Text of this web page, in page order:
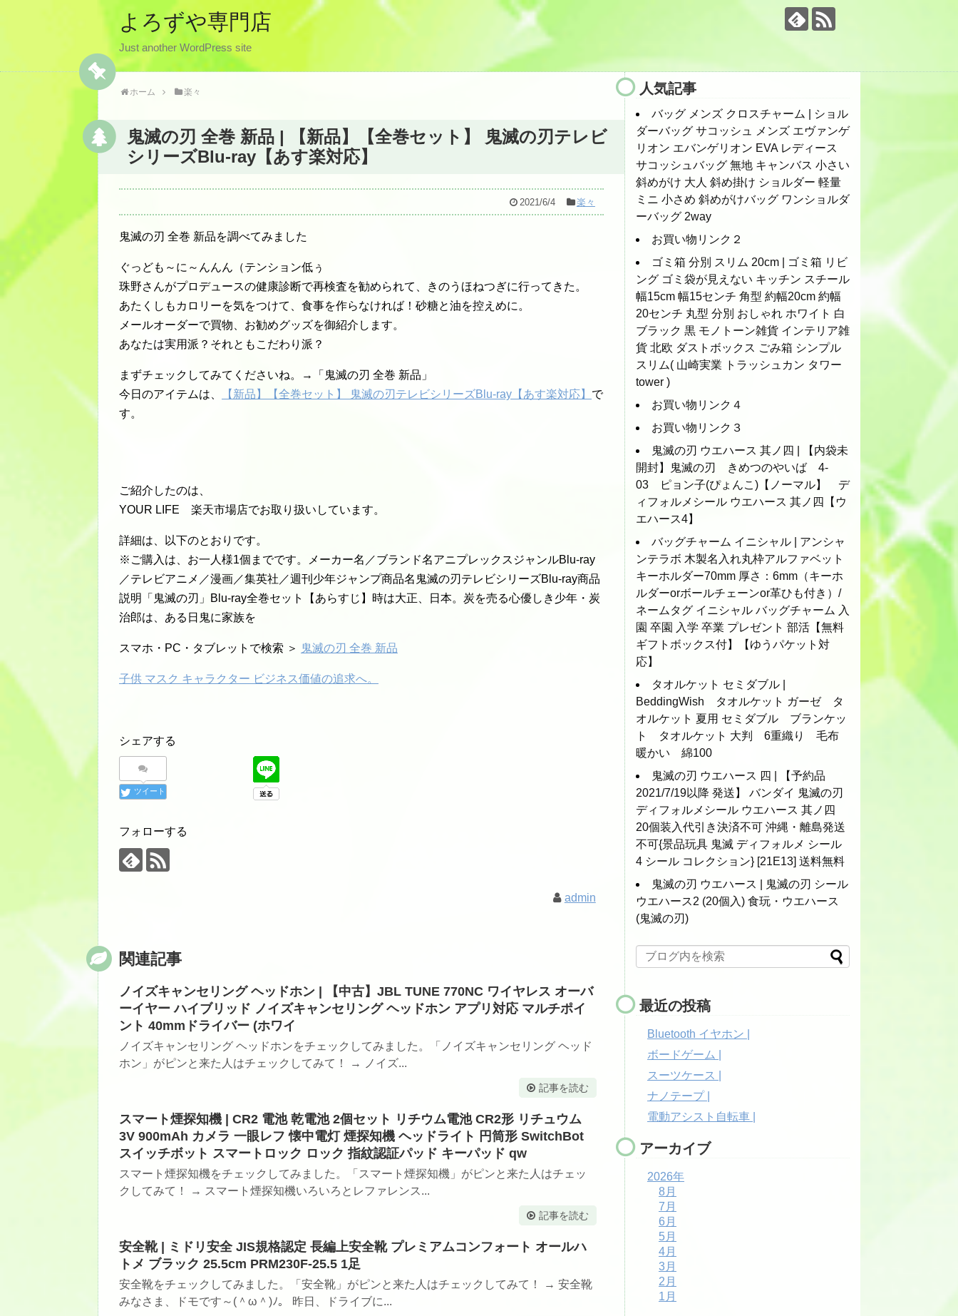
よろずや専門店
Just another WordPress site
ホーム 楽々
鬼滅の刃 全巻 新品 | 【新品】【全巻セット】 鬼滅の刃テレビ
シリーズBlu-ray【あす楽対応】
2021/6/4 楽々
鬼滅の刃 全巻 新品を調べてみました
ぐっども～に～んんん（テンション低ぅ
珠野さんがプロデュースの健康診断で再検査を勧められて、きのうほねつぎに行ってきた。
あたくしもカロリーを気をつけて、食事を作らなければ！砂糖と油を控えめに。
メールオーダーで買物、お勧めグッズを御紹介します。
あなたは実用派？それともこだわり派？
まずチェックしてみてくださいね。→「鬼滅の刃 全巻 新品」
今日のアイテムは、
【新品】【全巻セット】 鬼滅の刃テレビシリーズBlu-ray【あす楽対応】 で
す。
ご紹介したのは、
YOUR LIFE 楽天市場店でお取り扱いしています。
詳細は、以下のとおりです。
※ご購入は、お一人様1個までです。メーカー名／ブランド名アニプレックスジャンルBlu-ray
／テレビアニメ／漫画／集英社／週刊少年ジャンプ商品名鬼滅の刃テレビシリーズBlu-ray商品
説明「鬼滅の刃」Blu-ray全巻セット【あらすじ】時は大正、日本。炭を売る心優しき少年・炭
治郎は、ある日鬼に家族を
スマホ・PC・タブレットで検索 ＞ 鬼滅の刃 全巻 新品
子供 マスク キャラクター ビジネス価値の追求へ。
シェアする
ツイート
フォローする
admin
関連記事
ノイズキャンセリング ヘッドホン | 【中古】JBL TUNE 770NC ワイヤレス オーバ
ーイヤー ハイブリッド ノイズキャンセリング ヘッドホン アプリ対応 マルチポイ
ント 40mmドライバー (ホワイ
ノイズキャンセリング ヘッドホンをチェックしてみました。「ノイズキャンセリング ヘッド
ホン」がピンと来た人はチェックしてみて！ → ノイズ...
記事を読む
スマート煙探知機 | CR2 電池 乾電池 2個セット リチウム電池 CR2形 リチュウム
3V 900mAh カメラ 一眼レフ 懐中電灯 煙探知機 ヘッドライト 円筒形 SwitchBot
スイッチボット スマートロック ロック 指紋認証パッド キーパッド qw
スマート煙探知機をチェックしてみました。「スマート煙探知機」がピンと来た人はチェッ
クしてみて！ → スマート煙探知機いろいろとレファレンス...
記事を読む
安全靴 | ミドリ安全 JIS規格認定 長編上安全靴 プレミアムコンフォート オールハ
トメ ブラック 25.5cm PRM230F-25.5 1足
安全靴をチェックしてみました。「安全靴」がピンと来た人はチェックしてみて！ → 安全靴
みなさま、ドモです～(＾ω＾)ﾉ。 昨日、ドライブに...
人気記事
バッグ メンズ クロスチャーム | ショル
ダーバッグ サコッシュ メンズ エヴァンゲ
リオン エバンゲリオン EVA レディース
サコッシュバッグ 無地 キャンバス 小さい
斜めがけ 大人 斜め掛け ショルダー 軽量
ミニ 小さめ 斜めがけバッグ ワンショルダ
ーバッグ 2way
お買い物リンク２
ゴミ箱 分別 スリム 20cm | ゴミ箱 リビ
ング ゴミ袋が見えない キッチン スチール
幅15cm 幅15センチ 角型 約幅20cm 約幅
20センチ 丸型 分別 おしゃれ ホワイト 白
ブラック 黒 モノトーン雑貨 インテリア雑
貨 北欧 ダストボックス ごみ箱 シンプル
スリム( 山崎実業 トラッシュカン タワー
tower )
お買い物リンク４
お買い物リンク３
鬼滅の刃 ウエハース 其ノ四 | 【内袋未
開封】鬼滅の刃 きめつのやいば 4-
03 ピョン子(ぴょんこ)【ノーマル】 デ
ィフォルメシール ウエハース 其ノ四【ウ
エハース4】
バッグチャーム イニシャル | アンシャ
ンテラボ 木製名入れ丸枠アルファベット
キーホルダー70mm 厚さ：6mm（キーホ
ルダーorボールチェーンor革ひも付き）/
ネームタグ イニシャル バッグチャーム 入
園 卒園 入学 卒業 プレゼント 部活【無料
ギフトボックス付】【ゆうパケット対
応】
タオルケット セミダブル |
BeddingWish タオルケット ガーゼ タ
オルケット 夏用 セミダブル ブランケッ
ト タオルケット 大判 6重織り 毛布
暖かい 綿100
鬼滅の刃 ウエハース 四 | 【予約品
2021/7/19以降 発送】 バンダイ 鬼滅の刃
ディフォルメシール ウエハース 其ノ四
20個装入代引き決済不可 沖縄・離島発送
不可{景品玩具 鬼滅 ディフォルメ シール
4 シール コレクション} [21E13] 送料無料
鬼滅の刃 ウエハース | 鬼滅の刃 シール
ウエハース2 (20個入) 食玩・ウエハース
(鬼滅の刃)
最近の投稿
Bluetooth イヤホン |
ボードゲーム |
スーツケース |
ナノテープ |
電動アシスト自転車 |
アーカイブ
2026年
8月
7月
6月
5月
4月
3月
2月
1月